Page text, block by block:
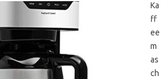
Ka
ff
ee
m
as
ch